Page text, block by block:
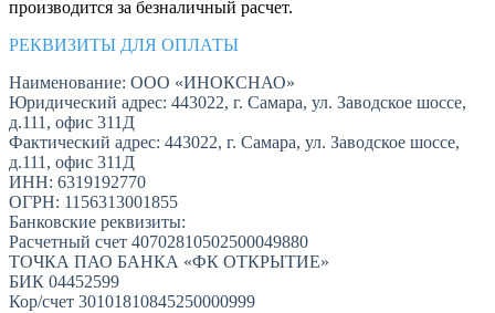
производится за безналичный расчет.
РЕКВИЗИТЫ ДЛЯ ОПЛАТЫ
Наименование: ООО «ИНОКСНАО»
Юридический адрес: 443022, г. Самара, ул. Заводское шоссе,
д.111, офис 311Д
Фактический адрес: 443022, г. Самара, ул. Заводское шоссе,
д.111, офис 311Д
ИНН: 6319192770
ОГРН: 1156313001855
Банковские реквизиты:
Расчетный счет 40702810502500049880
ТОЧКА ПАО БАНКА «ФК ОТКРЫТИЕ»
БИК 04452599
Кор/счет 30101810845250000999